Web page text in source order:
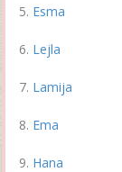
Esma
Lejla
Lamija
Ema
Hana